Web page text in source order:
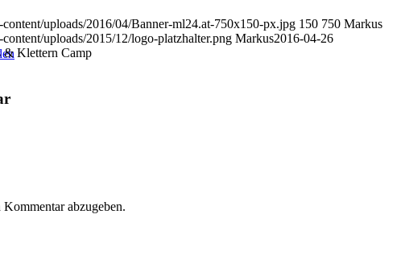
uploads/2016/04/Banner-ml24.at-750x150-px.jpg 150 750 Markus
uploads/2015/12/logo-platzhalter.png Markus2016-04-26
& Klettern Camp
Kommentar abzugeben.